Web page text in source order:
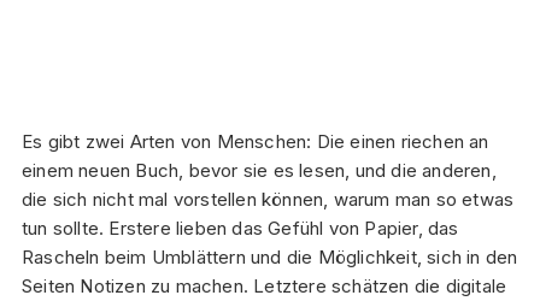
Es gibt zwei Arten von Menschen: Die einen riechen an
einem neuen Buch, bevor sie es lesen, und die anderen,
die sich nicht mal vorstellen können, warum man so etwas
tun sollte. Erstere lieben das Gefühl von Papier, das
Rascheln beim Umblättern und die Möglichkeit, sich in den
Seiten Notizen zu machen. Letztere schätzen die digitale